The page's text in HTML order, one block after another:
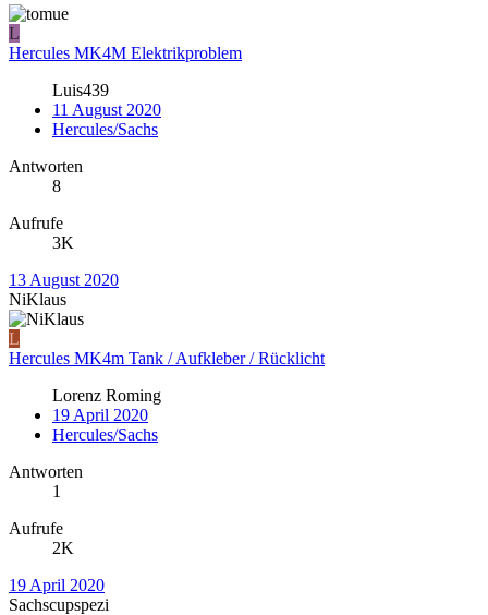
L
Hercules MK4M Elektrikproblem
Luis439
11 August 2020
Hercules/Sachs
Antworten
8
Aufrufe
3K
13 August 2020
NiKlaus
L
Hercules MK4m Tank / Aufkleber / Rücklicht
Lorenz Roming
19 April 2020
Hercules/Sachs
Antworten
1
Aufrufe
2K
19 April 2020
Sachscupspezi